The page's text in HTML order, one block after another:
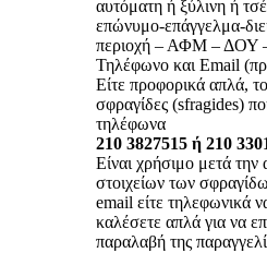
αυτόματη ή ξύλινη ή
επώνυμο-επάγγελμα-
περιοχή – ΑΦΜ – ΔΟΥ
Τηλέφωνο και Email
Είτε προφορικά απλά, το
σφραγίδες (sfragides)
τηλέφωνα
210 3827515 ή 210
Είναι χρήσιμο μετά την
στοιχείων των
email είτε τηλεφωνικά
καλέσετε απλά για να
παραλαβή της